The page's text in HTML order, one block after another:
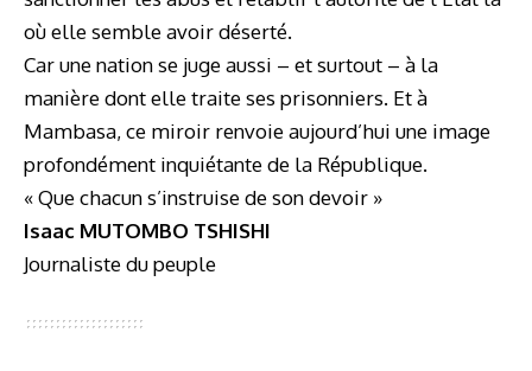
où elle semble avoir déserté.
Car une nation se juge aussi – et surtout – à la
manière dont elle traite ses prisonniers. Et à
Mambasa, ce miroir renvoie aujourd’hui une image
profondément inquiétante de la République.
« Que chacun s’instruise de son devoir »
Isaac MUTOMBO TSHISHI
Journaliste du peuple